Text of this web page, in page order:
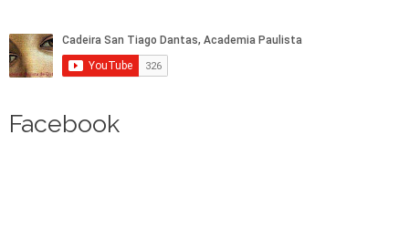
Facebook